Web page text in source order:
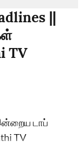
||
TV
டாப்
TV